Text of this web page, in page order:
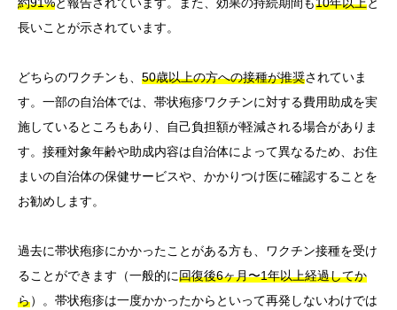
約91%と報告されています。また、効果の持続期間も10年以上と
長いことが示されています。
どちらのワクチンも、 50歳以上の方への接種が推奨されていま
す。一部の自治体では、帯状疱疹ワクチンに対する費用助成を実
施しているところもあり、自己負担額が軽減される場合がありま
す。接種対象年齢や助成内容は自治体によって異なるため、お住
まいの自治体の保健サービスや、かかりつけ医に確認することを
お勧めします。
過去に帯状疱疹にかかったことがある方も、ワクチン接種を受け
ることができます（一般的に回復後6ヶ月〜1年以上経過してか
ら）。帯状疱疹は一度かかったからといって再発しないわけでは